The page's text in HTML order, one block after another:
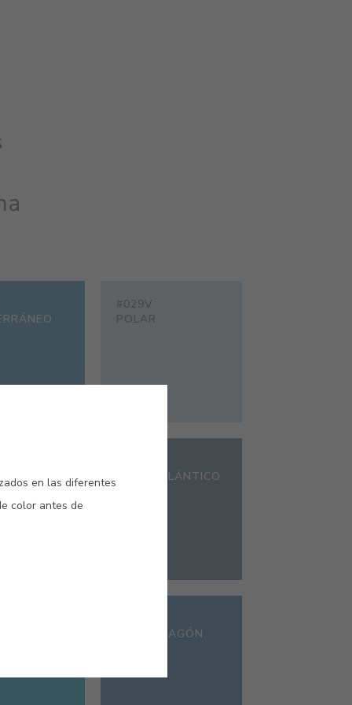
#029V
POLAR
NIGHT
AZUL ATLÁNTICO
AZUL DRAGÓN
en las diferentes
color antes de